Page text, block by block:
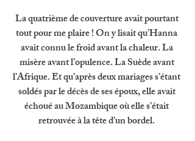
La quatrième de couverture avait pourtant
tout pour me plaire ! On y lisait qu’Hanna
avait connu le froid avant la chaleur. La
misère avant l’opulence. La Suède avant
l’Afrique. Et qu’après deux mariages s’étant
soldés par le décès de ses époux, elle avait
échoué au Mozambique où elle s’était
retrouvée à la tête d’un bordel.